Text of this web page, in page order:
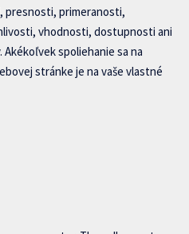
presnosti, primeranosti,
vhodnosti, dostupnosti ani
spoliehanie sa na
stránke je na vaše vlastné